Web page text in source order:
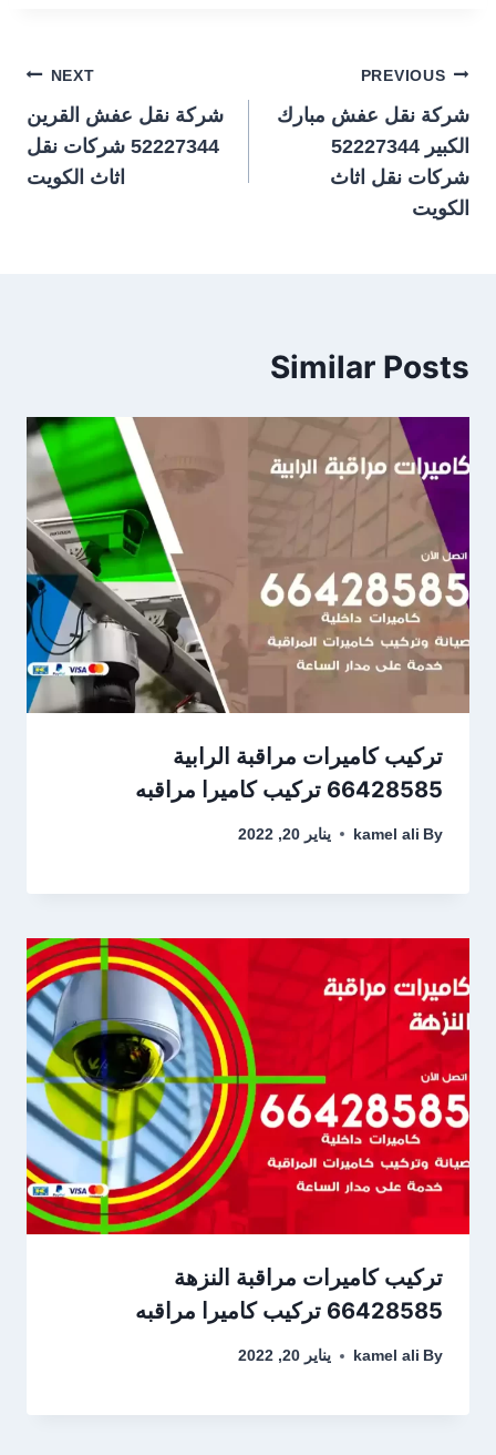
تصفّح
المقالات
PREVIOUS
شركة نقل عفش مبارك
الكبير 52227344
شركات نقل اثاث
الكويت
NEXT
شركة نقل عفش القرين
52227344 شركات نقل
اثاث الكويت
Similar Posts
تركيب كاميرات مراقبة الرابية
66428585 تركيب كاميرا مراقبه
By
kamel ali يناير 20, 2022
تركيب كاميرات مراقبة النزهة
66428585 تركيب كاميرا مراقبه
By
kamel ali يناير 20, 2022